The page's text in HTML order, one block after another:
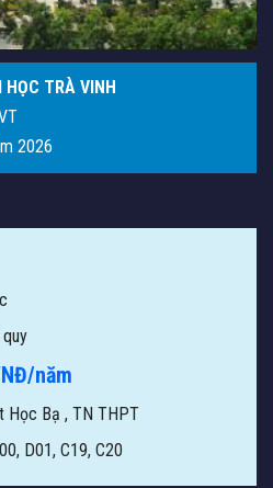
HỌC TRÀ VINH
2026
quy
năm
Học Bạ , TN THPT
D01, C19, C20